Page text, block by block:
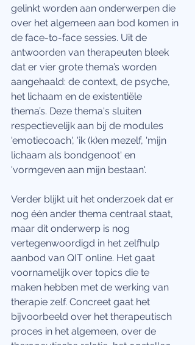
gelinkt worden aan onderwerpen die
over het algemeen aan bod komen in
de face-to-face sessies. Uit de
antwoorden van therapeuten bleek
dat er vier grote thema’s worden
aangehaald: de context, de psyche,
het lichaam en de existentiële
thema’s. Deze thema's sluiten
respectievelijk aan bij de modules
'emotiecoach', 'ik (k)en mezelf, 'mijn
lichaam als bondgenoot' en
'vormgeven aan mijn bestaan'.
Verder blijkt uit het onderzoek dat er
nog één ander thema centraal staat,
maar dit onderwerp is nog
vertegenwoordigd in het zelfhulp
aanbod van QIT online. Het gaat
voornamelijk over topics die te
maken hebben met de werking van
therapie zelf. Concreet gaat het
bijvoorbeeld over het therapeutisch
proces in het algemeen, over de